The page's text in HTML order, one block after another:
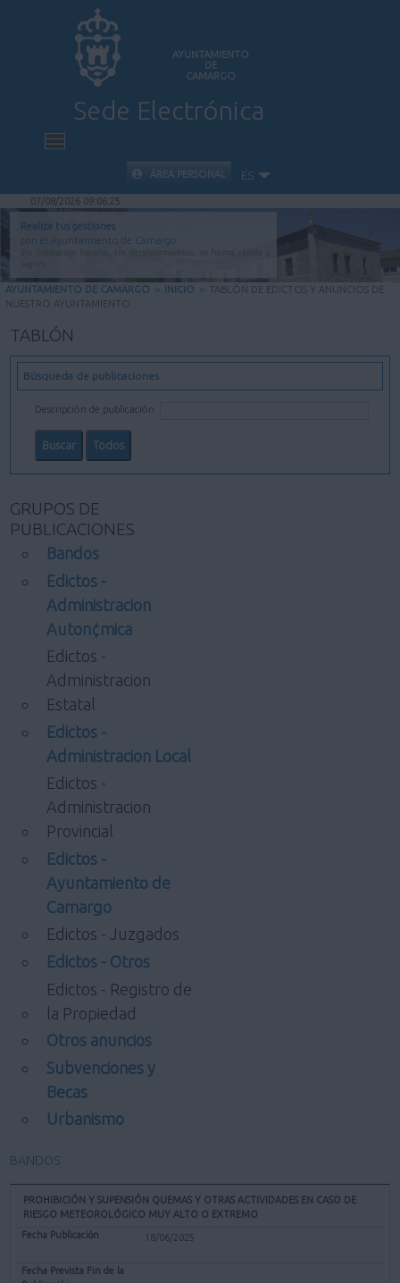
AYUNTAMIENTO
DE
CAMARGO
Sede Electrónica
INICIO
INFORMACIÓN PÚBLICA
CARPETA CIUDADANA
VALIDACIÓN DE DOCUMENTOS
AYUDA
ÁREA PERSONAL ES
07/08/2026 09:06:26
Realiza tus gestiones
con el Ayuntamiento de Camargo
AYUNTAMIENTO DE CAMARGO > INICIO > TABLÓN DE EDICTOS Y ANUNCIOS DE
NUESTRO AYUNTAMIENTO
TABLÓN
Búsqueda de publicaciones
Descripción de publicación
GRUPOS DE
PUBLICACIONES
Bandos
Edictos -
Administracion
Auton¢mica
Edictos -
Administracion
Estatal
Edictos -
Administracion Local
Edictos -
Administracion
Provincial
Edictos -
Ayuntamiento de
Camargo
Edictos - Juzgados
Edictos - Otros
Edictos - Registro de
la Propiedad
Otros anuncios
Subvenciones y
Becas
Urbanismo
BANDOS
PROHIBICIÓN Y SUPENSIÓN QUEMAS Y OTRAS ACTIVIDADES EN CASO DE
RIESGO METEOROLÓGICO MUY ALTO O EXTREMO
18/06/2025